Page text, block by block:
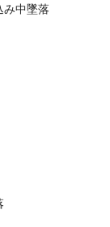
み中墜落